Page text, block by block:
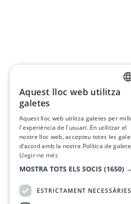
Aquest lloc web utilitza
galetes
Aquest lloc web utilitza galetes per
l'experiència de l'usuari. En utilitzar el
nostre lloc web, accepteu totes les
d’acord amb la nostra Política de
Llegir-ne més
MOSTRA TOTS ELS SOCIS (1650) →
ESTRICTAMENT NECESSÀRIES